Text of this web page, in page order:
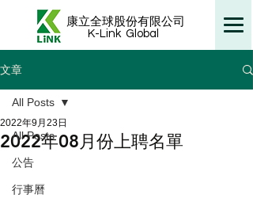
康立全球股份有限公司
K-Link Global
文章
All Posts
公告
行事曆
All Posts
2022年08月份上聘名單
2022年9月23日